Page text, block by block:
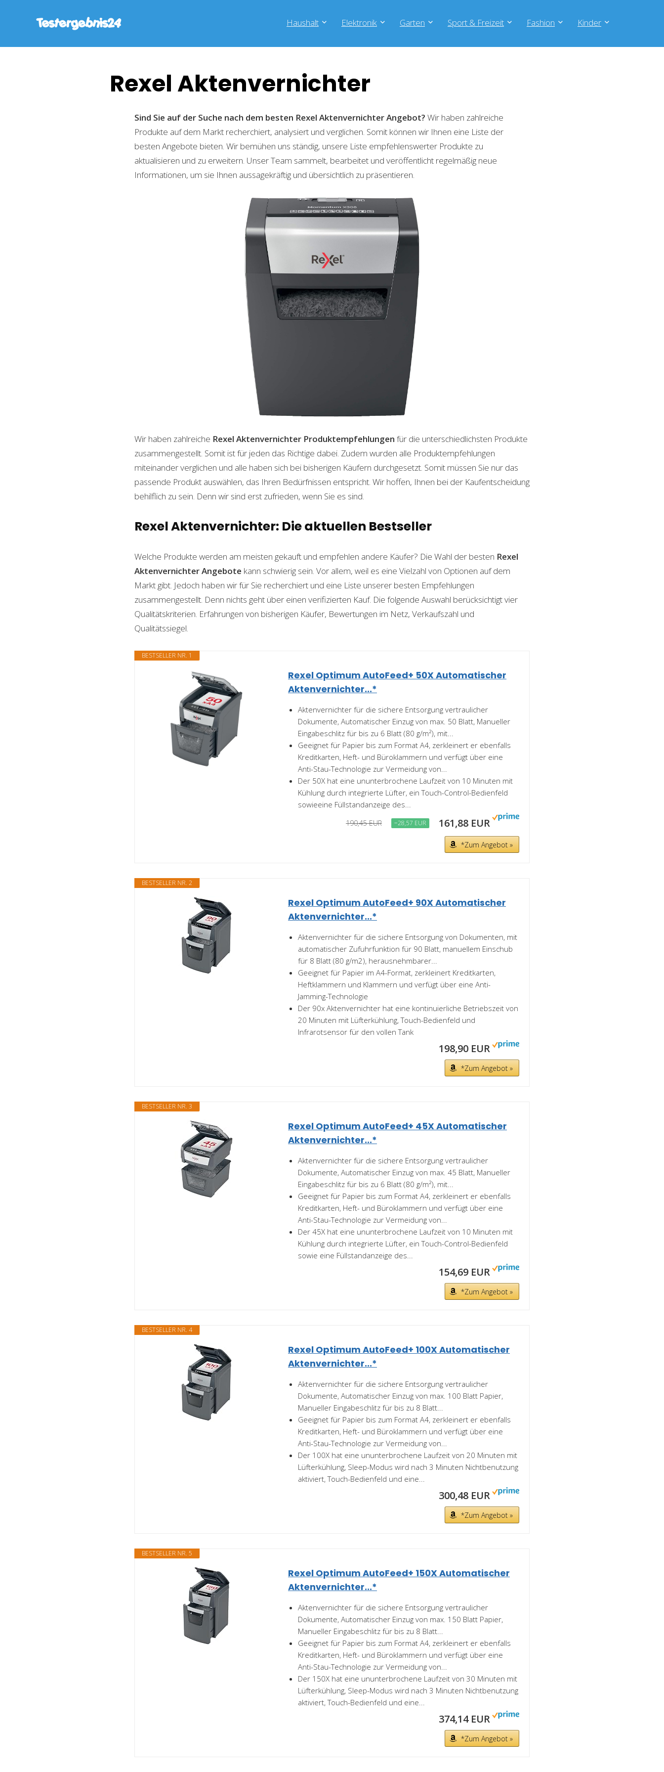
Haushalt Elektronik Garten Sport & Freizeit Fashion Kinder
Rexel Aktenvernichter
Sind Sie auf der Suche nach dem besten Rexel AktenvernichterAngebot? Wir haben zahlreiche
Produkte auf dem Markt recherchiert, analysiert und verglichen. Somit können wir Ihnen eine Liste der
besten Angebote bieten. Wir bemühen uns ständig, unsere Liste empfehlenswerter Produkte zu
aktualisieren und zu erweitern. Unser Team sammelt, bearbeitet und veröffentlicht regelmäßig neue
Informationen, um sie Ihnen aussagekräftig und übersichtlich zu präsentieren.
Wir haben zahlreiche Rexel Aktenvernichter Produktempfehlungen für die unterschiedlichsten Produkte
zusammengestellt. Somit ist für jeden das Richtige dabei. Zudem wurden alle Produktempfehlungen
miteinander verglichen und alle haben sich bei bisherigen Käufern durchgesetzt. Somit müssen Sie nur das
passende Produkt auswählen, das Ihren Bedürfnissen entspricht. Wir hoffen, Ihnen bei der Kaufentscheidung
behilflich zu sein. Denn wir sind erst zufrieden, wenn Sie es sind.
Rexel Aktenvernichter: Die aktuellen Bestseller
Welche Produkte werden am meisten gekauft und empfehlen andere Käufer? Die Wahl der besten Rexel
AktenvernichterAngebote kann schwierig sein. Vor allem, weil es eine Vielzahl von Optionen auf dem
Markt gibt. Jedoch haben wir für Sie recherchiert und eine Liste unserer besten Empfehlungen
zusammengestellt. Denn nichts geht über einen verifizierten Kauf. Die folgende Auswahl berücksichtigt vier
Qualitätskriterien. Erfahrungen von bisherigen Käufer, Bewertungen im Netz, Verkaufszahl und
Qualitätssiegel.
BESTSELLER NR. 1
Rexel Optimum AutoFeed+ 50X Automatischer
Aktenvernichter...*
Aktenvernichter für die sichere Entsorgung vertraulicher
Dokumente, Automatischer Einzug von max. 50 Blatt, Manueller
Eingabeschlitz für bis zu 6 Blatt (80 g/m²), mit...
Geeignet für Papier bis zum Format A4, zerkleinert er ebenfalls
Kreditkarten, Heft- und Büroklammern und verfügt über eine
Anti-Stau-Technologie zur Vermeidung von...
Der 50X hat eine ununterbrochene Laufzeit von 10 Minuten mit
Kühlung durch integrierte Lüfter, ein Touch-Control-Bedienfeld
sowieeine Füllstandanzeige des...
190,45 EUR −28,57 EUR 161,88 EUR
*Zum Angebot »
BESTSELLER NR. 2
Rexel Optimum AutoFeed+ 90X Automatischer
Aktenvernichter...*
Aktenvernichter für die sichere Entsorgung von Dokumenten, mit
automatischer Zufuhrfunktion für 90 Blatt, manuellem Einschub
für 8 Blatt (80 g/m2), herausnehmbarer...
Geeignet für Papier im A4-Format, zerkleinert Kreditkarten,
Heftklammern und Klammern und verfügt über eine Anti-
Jamming-Technologie
Der 90x Aktenvernichter hat eine kontinuierliche Betriebszeit von
20 Minuten mit Lüfterkühlung, Touch-Bedienfeld und
Infrarotsensor für den vollen Tank
198,90 EUR
*Zum Angebot »
BESTSELLER NR. 3
Rexel Optimum AutoFeed+ 45X Automatischer
Aktenvernichter...*
Aktenvernichter für die sichere Entsorgung vertraulicher
Dokumente, Automatischer Einzug von max. 45 Blatt, Manueller
Eingabeschlitz für bis zu 6 Blatt (80 g/m²), mit...
Geeignet für Papier bis zum Format A4, zerkleinert er ebenfalls
Kreditkarten, Heft- und Büroklammern und verfügt über eine
Anti-Stau-Technologie zur Vermeidung von...
Der 45X hat eine ununterbrochene Laufzeit von 10 Minuten mit
Kühlung durch integrierte Lüfter, ein Touch-Control-Bedienfeld
sowie eine Füllstandanzeige des...
154,69 EUR
*Zum Angebot »
BESTSELLER NR. 4
Rexel Optimum AutoFeed+ 100X Automatischer
Aktenvernichter...*
Aktenvernichter für die sichere Entsorgung vertraulicher
Dokumente, Automatischer Einzug von max. 100 Blatt Papier,
Manueller Eingabeschlitz für bis zu 8 Blatt...
Geeignet für Papier bis zum Format A4, zerkleinert er ebenfalls
Kreditkarten, Heft- und Büroklammern und verfügt über eine
Anti-Stau-Technologie zur Vermeidung von...
Der 100X hat eine ununterbrochene Laufzeit von 20 Minuten mit
Lüfterkühlung, Sleep-Modus wird nach 3 Minuten Nichtbenutzung
aktiviert, Touch-Bedienfeld und eine...
300,48 EUR
*Zum Angebot »
BESTSELLER NR. 5
Rexel Optimum AutoFeed+ 150X Automatischer
Aktenvernichter...*
Aktenvernichter für die sichere Entsorgung vertraulicher
Dokumente, Automatischer Einzug von max. 150 Blatt Papier,
Manueller Eingabeschlitz für bis zu 8 Blatt...
Geeignet für Papier bis zum Format A4, zerkleinert er ebenfalls
Kreditkarten, Heft- und Büroklammern und verfügt über eine
Anti-Stau-Technologie zur Vermeidung von...
Der 150X hat eine ununterbrochene Laufzeit von 30 Minuten mit
Lüfterkühlung, Sleep-Modus wird nach 3 Minuten Nichtbenutzung
aktiviert, Touch-Bedienfeld und eine...
374,14 EUR
*Zum Angebot »